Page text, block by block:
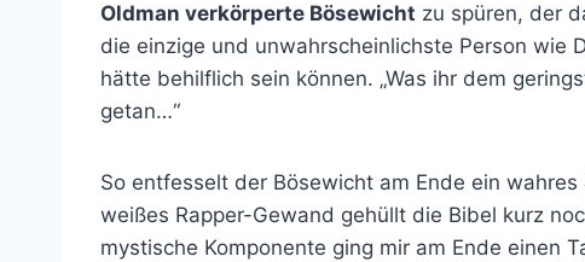
Oldman verkörperte Bösewicht zu spüren, der
die einzige und unwahrscheinlichste Person wie
hätte behilflich sein können. „Was ihr dem
getan…“
So entfesselt der Bösewicht am Ende ein wahres
weißes Rapper-Gewand gehüllt die Bibel kurz
mystische Komponente ging mir am Ende einen